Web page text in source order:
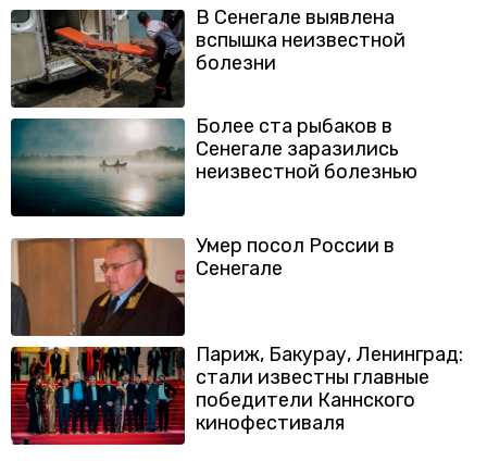
В Сенегале выявлена
вспышка неизвестной
болезни
Более ста рыбаков в
Сенегале заразились
неизвестной болезнью
Умер посол России в
Сенегале
Париж, Бакурау, Ленинград:
стали известны главные
победители Каннского
кинофестиваля